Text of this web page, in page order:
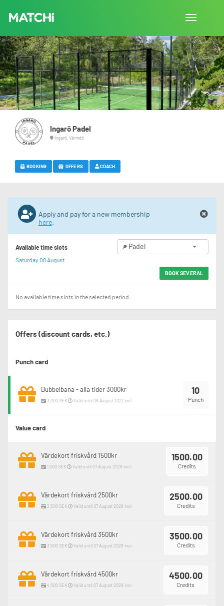
Toggle
Ingarö Padel
Ingarö, Värmdö
BOOKING OFFERS COACH
Apply and pay for a new membership
here.
Available time slots
Saturday 08 August
Padel
BOOK SEVERAL
No available time slots in the selected period.
Offers (discount cards, etc.)
Punch card
10
Punch
Dubbelbana - alla tider 3000kr
3,000 SEK Valid until 08 August 2027 incl.
Value card
1500.00
Credits
Värdekort friskvård 1500kr
1,500 SEK Valid until 07 August 2028 incl.
2500.00
Credits
Värdekort friskvård 2500kr
2,500 SEK Valid until 07 August 2028 incl.
3500.00
Credits
Värdekort friskvård 3500kr
3,500 SEK Valid until 07 August 2028 incl.
4500.00
Credits
Värdekort friskvård 4500kr
4,500 SEK Valid until 07 August 2028 incl.